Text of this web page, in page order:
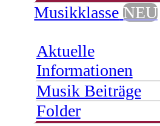
Musikklasse NEU
Aktuelle
Informationen
Musik Beiträge
Folder